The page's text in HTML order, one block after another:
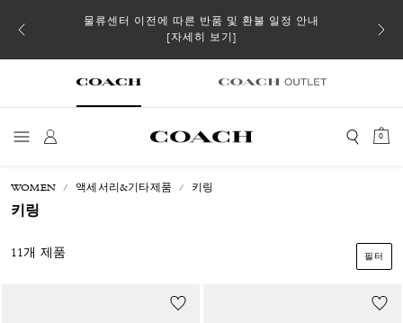
스트
물류센터 이전에 따른 반품 및 환불 일정 안내
[자세히 보기]
일부
0
WOMEN 액세서리&기타제품 키링
키링
11개 제품 필터